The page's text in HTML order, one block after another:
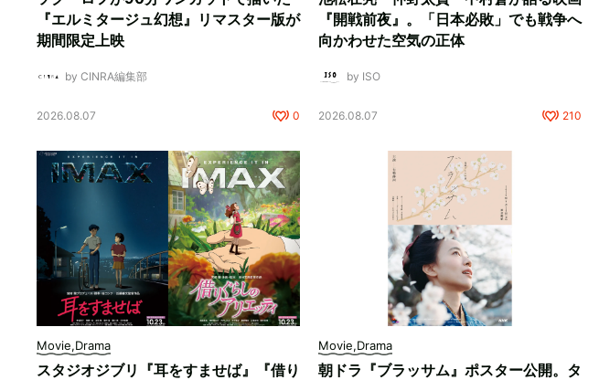
『エルミタージュ幻想』リマスター版が
期間限定上映
by CINRA編集部
2026.08.07 0
『開戦前夜』。「日本必敗」でも戦争へ
向かわせた空気の正体
by ISO
2026.08.07 210
Movie,Drama
スタジオジブリ『耳をすませば』『借り
Movie,Drama
朝ドラ『ブラッサム』ポスター公開。タ